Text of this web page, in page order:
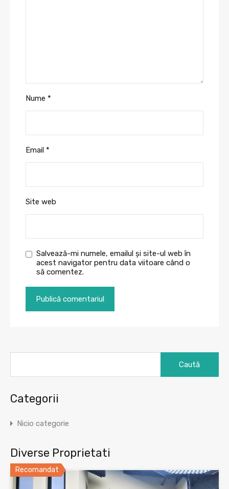
Nume *
Email *
Site web
Salvează-mi numele, emailul și site-ul web în
acest navigator pentru data viitoare când o
să comentez.
Categorii
Nicio categorie
Diverse Proprietati
Recomandat